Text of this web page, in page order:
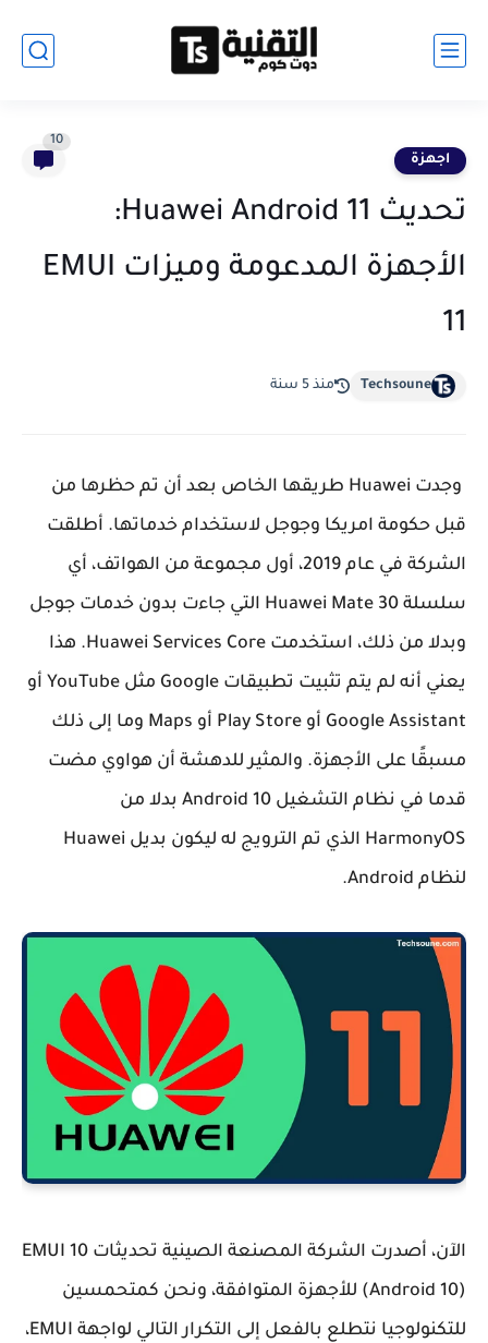
اجهزة
10
تحديث Huawei Android 11:
الأجهزة المدعومة وميزات EMUI
11
Techsoune منذ 5 سنة
وجدت Huawei طريقها الخاص بعد أن تم حظرها من
قبل حكومة امريكا وجوجل لاستخدام خدماتها. أطلقت
الشركة في عام 2019، أول مجموعة من الهواتف، أي
سلسلة Huawei Mate 30 التي جاءت بدون خدمات جوجل
وبدلا من ذلك، استخدمت Huawei Services Core. هذا
يعني أنه لم يتم تثبيت تطبيقات Google مثل YouTube أو
Google Assistant أو Play Store أو Maps وما إلى ذلك
مسبقًا على الأجهزة. والمثير للدهشة أن هواوي مضت
قدما في نظام التشغيل Android 10 بدلا من
HarmonyOS الذي تم الترويج له ليكون بديل Huawei
لنظام Android.
الآن، أصدرت الشركة المصنعة الصينية تحديثات EMUI 10
(Android 10) للأجهزة المتوافقة، ونحن كمتحمسين
للتكنولوجيا نتطلع بالفعل إلى التكرار التالي لواجهة EMUI،